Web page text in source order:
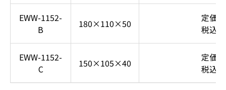
EWW-1152-
B
180×110×50
定価
税込
EWW-1152-
C
150×105×40
定価
税込